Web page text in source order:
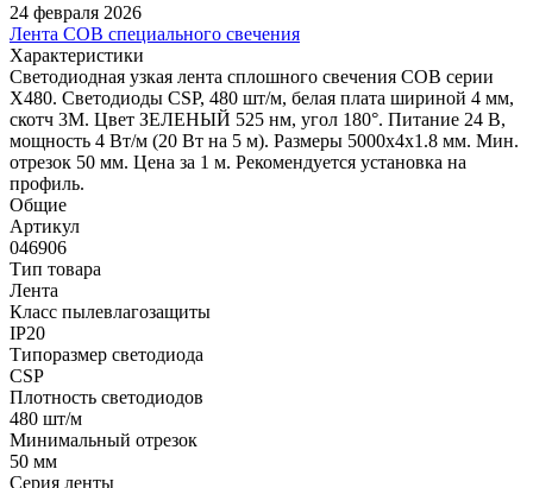
24 февраля 2026
Лента COB специального свечения
Характеристики
Светодиодная узкая лента сплошного свечения COB серии
X480. Светодиоды CSP, 480 шт/м, белая плата шириной 4 мм,
скотч 3M. Цвет ЗЕЛЕНЫЙ 525 нм, угол 180°. Питание 24 В,
мощность 4 Вт/м (20 Вт на 5 м). Размеры 5000х4х1.8 мм. Мин.
отрезок 50 мм. Цена за 1 м. Рекомендуется установка на
профиль.
Общие
Артикул
046906
Тип товара
Лента
Класс пылевлагозащиты
IP20
Типоразмер светодиода
CSP
Плотность светодиодов
480 шт/м
Минимальный отрезок
50 мм
Серия ленты